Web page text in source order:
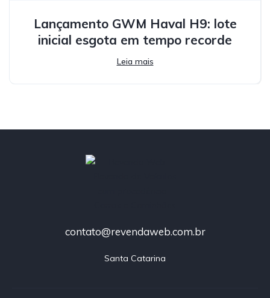
Lançamento GWM Haval H9: lote
inicial esgota em tempo recorde
Leia mais
contato@revendaweb.com.br
Santa Catarina